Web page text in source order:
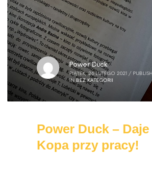
Power Duck
PIĄTEK, 26 LUTEGO 2021 /
IN BEZ KATEGORII
Power Duck – Daje
Kopa przy pracy!